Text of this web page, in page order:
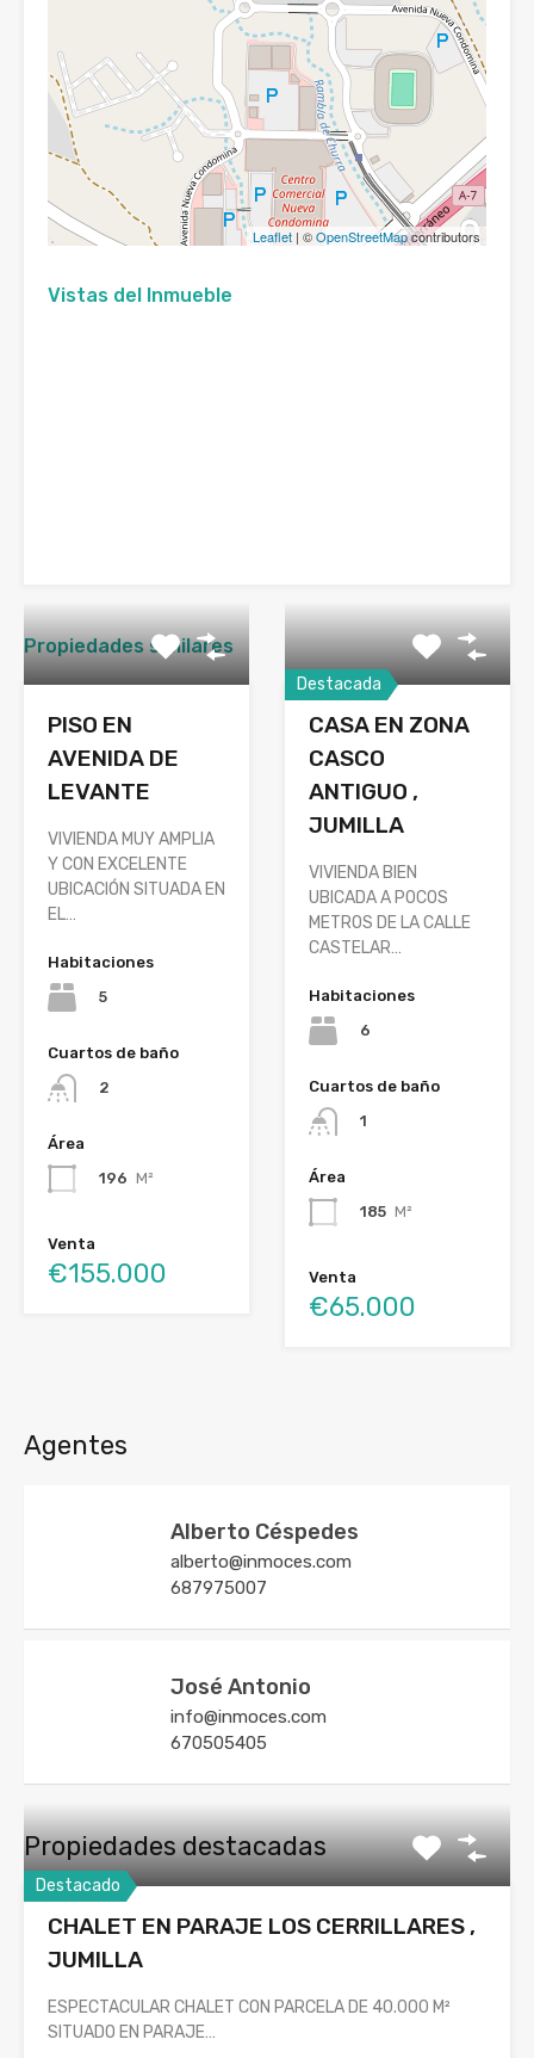
Leaflet | ©OpenStreetMapcontributors
Vistas del Inmueble
Propiedades similares
PISO EN
AVENIDA DE
LEVANTE
VIVIENDA MUY AMPLIA
Y CON EXCELENTE
UBICACIÓN SITUADA EN
EL…
Habitaciones
5
Cuartos de baño
2
Área
196 M²
Venta
€155.000
Destacada
CASA EN ZONA
CASCO
ANTIGUO ,
JUMILLA
VIVIENDA BIEN
UBICADA A POCOS
METROS DE LA CALLE
CASTELAR…
Habitaciones
6
Cuartos de baño
1
Área
185 M²
Venta
€65.000
Agentes
Alberto Céspedes
alberto@inmoces.com
687975007
José Antonio
info@inmoces.com
670505405
Propiedades destacadas
Destacado
CHALET EN PARAJE LOS CERRILLARES ,
JUMILLA
ESPECTACULAR CHALET CON PARCELA DE 40.000 M²
SITUADO EN PARAJE…